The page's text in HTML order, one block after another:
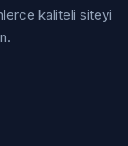
kaliteli siteyi